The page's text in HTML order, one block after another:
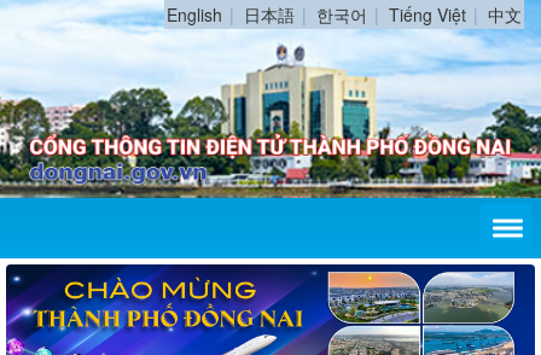
English 日本語 한국어 Tiếng Việt 中文